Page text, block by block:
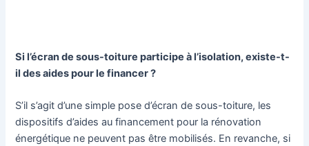
Si l’écran de sous-toiture participe à l’isolation, existe-t-
il des aides pour le financer ?
S’il s’agit d’une simple pose d’écran de sous-toiture, les
dispositifs d’aides au financement pour la rénovation
énergétique ne peuvent pas être mobilisés. En revanche, si